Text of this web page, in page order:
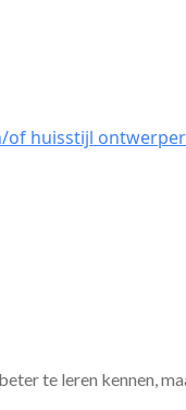
of huisstijl
te leren kennen,